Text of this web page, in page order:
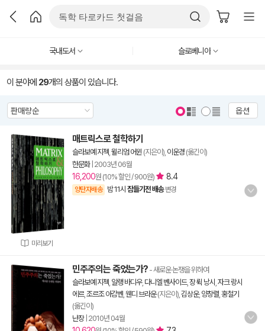
국내도서 슬로베니아
이 분야에 29개의 상품이 있습니다.
옵션
미리보기
매트릭스로 철학하기
슬라보예 지젝 윌리엄 어윈 (지은이), 이운경 (옮긴이)
한문화| 2003년 06월
16,200원 (10% 할인 / 900원) 8.4
양탄자배송 밤 11시 잠들기전 배송 변경
민주주의는 죽었는가? - 새로운 논쟁을 위하여
슬라보예 지젝 알랭 바디우, 다니엘 벤사이드, 장 뤽 낭시 자크 랑시
에르, 조르조 아감벤 웬디 브라운(지은이), 김상운, 양창렬 홍철기
(옮긴이)
난장| 2010년 04월